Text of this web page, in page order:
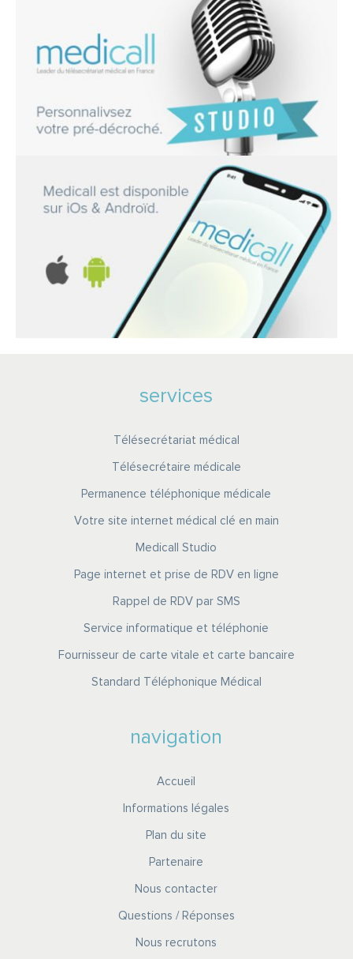
services
Télésecrétariat médical
Télésecrétaire médicale
Permanence téléphonique médicale
Votre site internet médical clé en main
Medicall Studio
Page internet et prise de RDV en ligne
Rappel de RDV par SMS
Service informatique et téléphonie
Fournisseur de carte vitale et carte bancaire
Standard Téléphonique Médical
navigation
Accueil
Informations légales
Plan du site
Partenaire
Nous contacter
Questions / Réponses
Nous recrutons